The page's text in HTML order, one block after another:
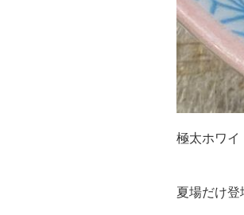
極太ホワイ
夏場だけ登